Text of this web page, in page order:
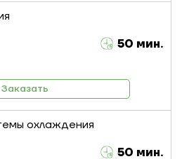
50 мин.
Заказать
охлаждения
50 мин.